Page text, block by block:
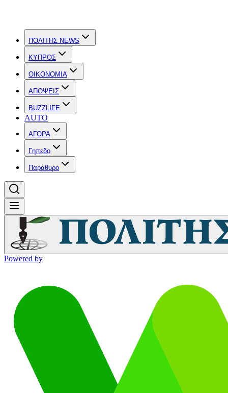
ΠΟΛΙΤΗΣ NEWS
ΚΥΠΡΟΣ
OIKONOMIA
ΑΠΟΨΕΙΣ
BUZZLIFE
AUTO
ΑΓΟΡΑ
Γηπεδο
Παραθυρο
Powered by